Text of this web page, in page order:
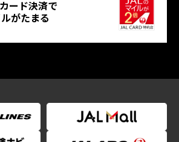
ード決済で
がたまる